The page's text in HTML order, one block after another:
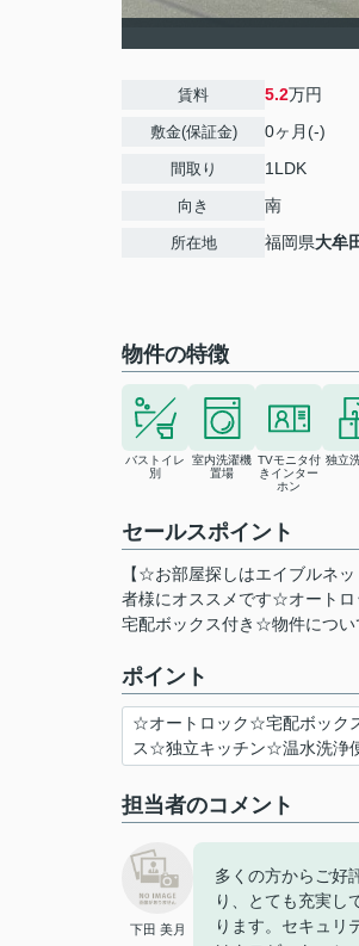
賃料 5.2万円
敷金(保証金) 0ヶ月(-)
間取り 1LDK
向き 南
所在地 福岡県大牟
物件の特徴
バストイレ
別
室内洗濯機
置場
TVモニタ付
きインター
ホン
独立
セールスポイント
【☆お部屋探しはエイブルネ
者様にオススメです☆オート
宅配ボックス付き☆物件につ
ポイント
☆オートロック☆宅配ボック
ス☆独立キッチン☆温水洗
担当者のコメント
下田 美月
多くの方からご好
り、とても充実し
ります。セキュリ